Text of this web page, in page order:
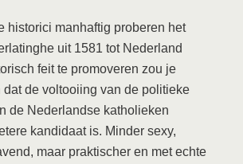
historici manhaftig proberen het
uit 1581 tot Nederland
feit te promoveren zou je
dat de voltooiing van de politieke
de Nederlandse katholieken
kandidaat is. Minder sexy,
maar praktischer en met echte